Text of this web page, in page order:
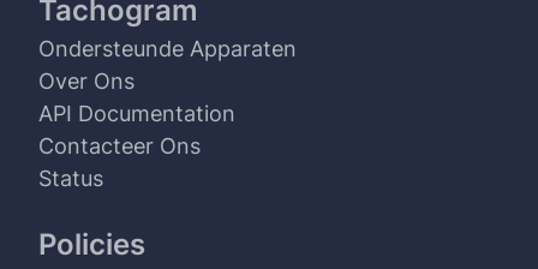
Tachogram
Ondersteunde Apparaten
Over Ons
API Documentation
Contacteer Ons
Status
Policies